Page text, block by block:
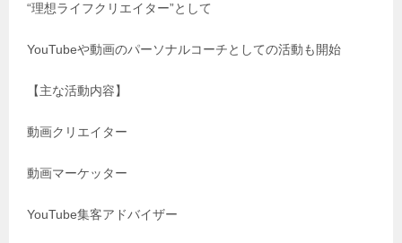
“理想ライフクリエイター”として
YouTubeや動画のパーソナルコーチとしての活動も開始
【主な活動内容】
動画クリエイター
動画マーケッター
YouTube集客アドバイザー